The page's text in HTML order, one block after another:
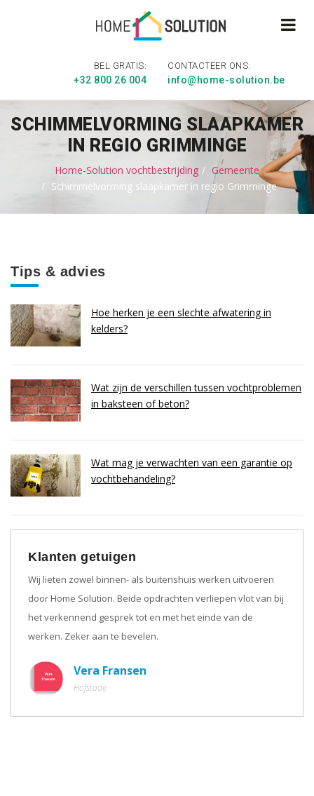
BEL GRATIS:
+32 800 26 004
CONTACTEER ONS:
info@home-solution.be
SCHIMMELVORMING SLAAPKAMER
IN REGIO GRIMMINGE
Home-Solution vochtbestrijding
Gemeente
Schimmelvorming slaapkamer in regio Grimminge
Tips & advies
Hoe herken je een slechte afwatering in
kelders?
Wat zijn de verschillen tussen vochtproblemen
in baksteen of beton?
Wat mag je verwachten van een garantie op
vochtbehandeling?
Klanten getuigen
Wij lieten zowel binnen- als buitenshuis werken uitvoeren
door Home Solution. Beide opdrachten verliepen vlot van bij
het verkennend gesprek tot en met het einde van de
werken. Zeker aan te bevelen.
Vera Fransen
Hofstade